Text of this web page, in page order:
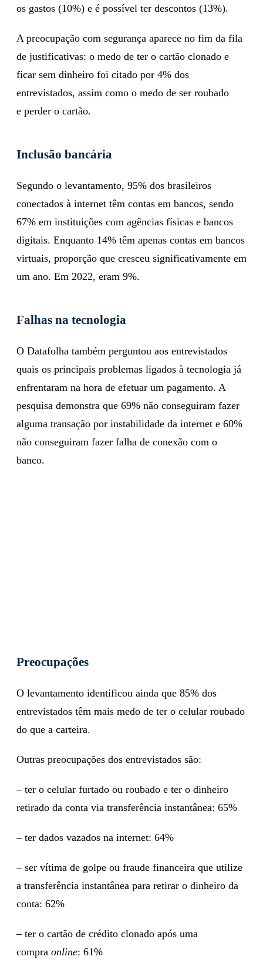
os gastos (10%) e é possível ter descontos (13%).
A preocupação com segurança aparece no fim da fila
de justificativas: o medo de ter o cartão clonado e
ficar sem dinheiro foi citado por 4% dos
entrevistados, assim como o medo de ser roubado
e perder o cartão.
Inclusão bancária
Segundo o levantamento, 95% dos brasileiros
conectados à internet têm contas em bancos, sendo
67% em instituições com agências físicas e bancos
digitais. Enquanto 14% têm apenas contas em bancos
virtuais, proporção que cresceu significativamente em
um ano. Em 2022, eram 9%.
Falhas na tecnologia
O Datafolha também perguntou aos entrevistados
quais os principais problemas ligados à tecnologia já
enfrentaram na hora de efetuar um pagamento. A
pesquisa demonstra que 69% não conseguiram fazer
alguma transação por instabilidade da internet e 60%
não conseguiram fazer falha de conexão com o
banco.
Preocupações
O levantamento identificou ainda que 85% dos
entrevistados têm mais medo de ter o celular roubado
do que a carteira.
Outras preocupações dos entrevistados são:
– ter o celular furtado ou roubado e ter o dinheiro
retirado da conta via transferência instantânea: 65%
– ter dados vazados na internet: 64%
– ser vítima de golpe ou fraude financeira que utilize
a transferência instantânea para retirar o dinheiro da
conta: 62%
– ter o cartão de crédito clonado após uma
compra online: 61%